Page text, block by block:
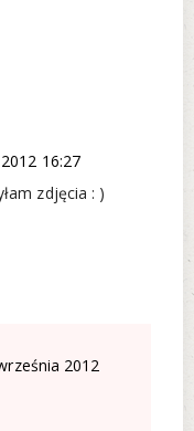
16:27
zdjęcia : )
2012